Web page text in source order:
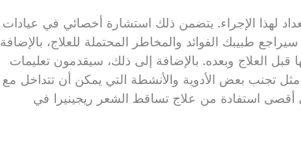
لهذا الإجراء. يتضمن ذلك استشارة أخصائي في عيادات
طبيبك الفوائد والمخاطر المحتملة للعلاج، بالإضافة
قبل العلاج وبعده. بالإضافة إلى ذلك، سيقدمون تعليمات
تجنب بعض الأدوية والأنشطة التي يمكن أن تتداخل مع
أقصى استفادة من علاج تساقط الشعر ريجينيرا في